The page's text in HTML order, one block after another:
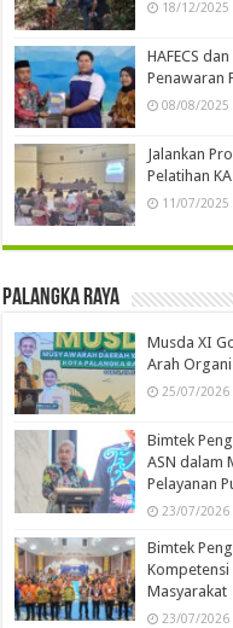
18/12/2025
HAFECS
Penawaran
08/08/2025
Jalankan
Pelatihan
11/07/2025
Palangka Raya
Musda XI
Arah
25/07/2026
Bimtek
ASN dalam
Pelayanan
23/07/2026
Bimtek
Kompetensi
Masyarakat
23/07/2026